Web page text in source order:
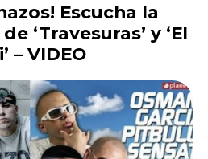
Escucha la
‘Travesuras’ y ‘El
– VIDEO